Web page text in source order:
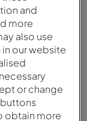
and
more
also use
our website
or change
obtain more